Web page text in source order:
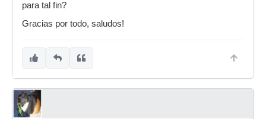
para tal fin?
Gracias por todo, saludos!